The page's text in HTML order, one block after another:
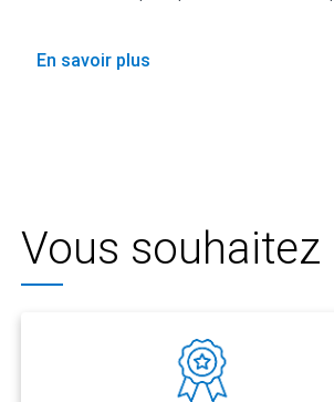
En savoir plus
Vous souhaitez